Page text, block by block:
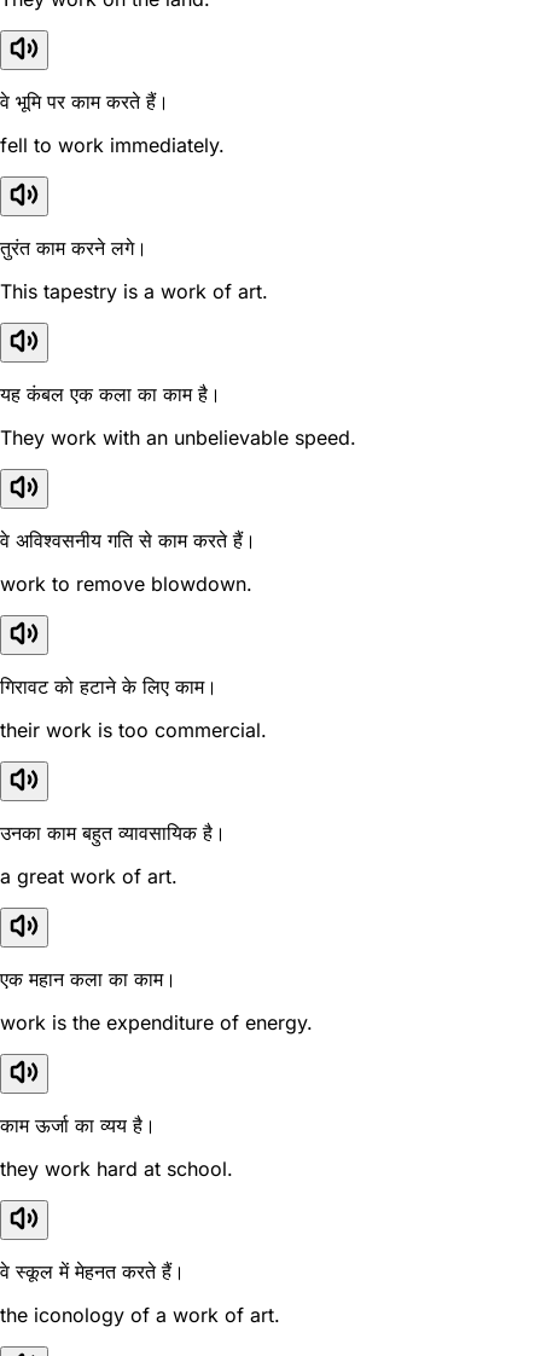
वे भूमि पर काम करते हैं।
fell to work immediately.
तुरंत काम करने लगे।
This tapestry is a work of art.
यह कंबल एक कला का काम है।
They work with an unbelievable speed.
वे अविश्वसनीय गति से काम करते हैं।
work to remove blowdown.
गिरावट को हटाने के लिए काम।
their work is too commercial.
उनका काम बहुत व्यावसायिक है।
a great work of art.
एक महान कला का काम।
work is the expenditure of energy.
काम ऊर्जा का व्यय है।
they work hard at school.
वे स्कूल में मेहनत करते हैं।
the iconology of a work of art.